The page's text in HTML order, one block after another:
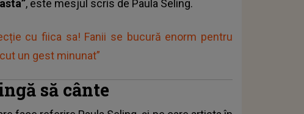
, este mesjul scris de Paula Seling.
cu fiica sa! Fanii se bucură enorm pentru
un gest minunat”
să cânte